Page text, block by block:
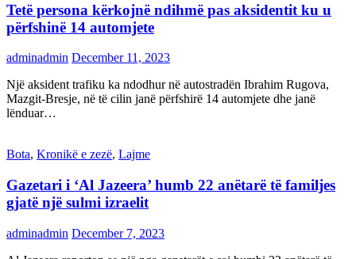
Tetë persona kërkojnë ndihmë pas aksidentit ku u
përfshinë 14 automjete
adminadmin December 11, 2023
Një aksident trafiku ka ndodhur në autostradën Ibrahim Rugova,
Mazgit-Bresje, në të cilin janë përfshirë 14 automjete dhe janë
lënduar…
Bota, Kronikë e zezë, Lajme
Gazetari i ‘Al Jazeera’ humb 22 anëtarë të familjes
gjatë një sulmi izraelit
adminadmin December 7, 2023